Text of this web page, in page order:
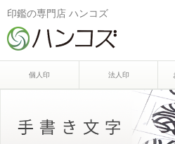
印鑑の専門店 ハンコズ
個人印 法人印